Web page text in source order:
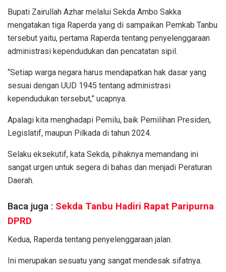
Bupati Zairullah Azhar melalui Sekda Ambo Sakka
mengatakan tiga Raperda yang di sampaikan Pemkab Tanbu
tersebut yaitu, pertama Raperda tentang penyelenggaraan
administrasi kependudukan dan pencatatan sipil.
“Setiap warga negara harus mendapatkan hak dasar yang
sesuai dengan UUD 1945 tentang administrasi
kependudukan tersebut,” ucapnya.
Apalagi kita menghadapi Pemilu, baik Pemilihan Presiden,
Legislatif, maupun Pilkada di tahun 2024.
Selaku eksekutif, kata Sekda, pihaknya memandang ini
sangat urgen untuk segera di bahas dan menjadi Peraturan
Daerah.
Baca juga : Sekda Tanbu Hadiri Rapat Paripurna
DPRD
Kedua, Raperda tentang penyelenggaraan jalan.
Ini merupakan sesuatu yang sangat mendesak sifatnya.